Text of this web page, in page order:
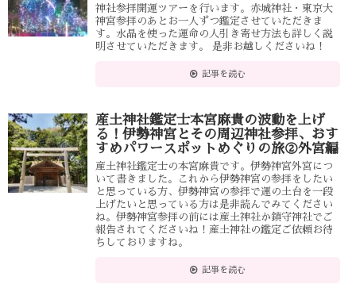
神社参拝開運ツアーを行います。赤城神社・東京大
神宮参拝のあとお一人ずつ鑑定させていただきま
す。水晶を使った運命の人引き寄せ方法も詳しく説
明させていただきます。 是非お越しくださいね！
記事を読む
産土神社鑑定士本宮麻貴の波動を上げ
る！伊勢神宮とその周辺神社参拝、おす
すめパワースポットめぐりの旅②外宮編
産土神社鑑定士の本宮麻貴です。伊勢神宮外宮につ
いて書きました。これから伊勢神宮の参拝をしたい
と思っている方、伊勢神宮の参拝で運の土台を一段
上げたいと思っている方は是非読んでみてください
ね。伊勢神宮参拝の前には産土神社か鎮守神社でご
報告されてくださいね！産土神社の鑑定ご依頼お待
ちしておりますね。
記事を読む